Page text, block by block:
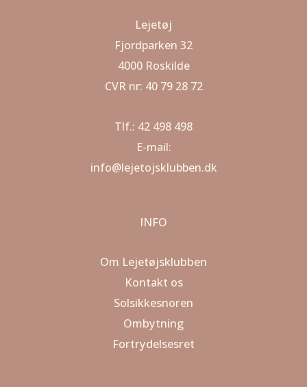
Lejetøj
Fjordparken 32
4000 Roskilde
CVR nr: 40 79 28 72
Tlf.: 42 498 498
E-mail:
info@lejetojsklubben.dk
INFO
Om Lejetøjsklubben
Kontakt os
Solsikkesnoren
Ombytning
Fortrydelsesret